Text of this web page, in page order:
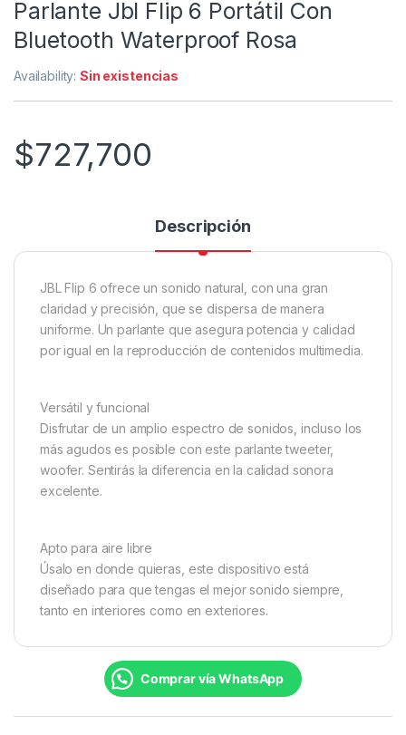
Parlante Jbl Flip 6 Portátil Con
Bluetooth Waterproof Rosa
Availability:Sin existencias
$727,700
Descripción
JBL Flip 6 ofrece un sonido natural, con una gran
claridad y precisión, que se dispersa de manera
uniforme. Un parlante que asegura potencia y calidad
por igual en la reproducción de contenidos multimedia.
Versátil y funcional
Disfrutar de un amplio espectro de sonidos, incluso los
más agudos es posible con este parlante tweeter,
woofer. Sentirás la diferencia en la calidad sonora
excelente.
Apto para aire libre
Úsalo en donde quieras, este dispositivo está
diseñado para que tengas el mejor sonido siempre,
tanto en interiores como en exteriores.
Comprar vía WhatsApp